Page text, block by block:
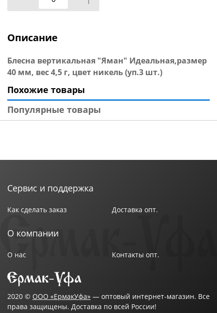
Описание
Блесна вертикальная "Яман" Идеальная,размер
40 мм, вес 4,5 г, цвет никель (уп.3 шт.)
Похожие товары
Популярные товары
Сервис и поддержка
Как сделать заказ Доставка опт.
О компании
О нас Контакты опт.
2020 © ООО «ЕрмакУфа» — оптовый интернет-магазин. Все
права защищены. Доставка по всей России!